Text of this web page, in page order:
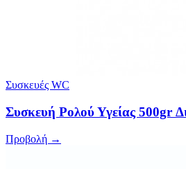
Συσκευές WC
Συσκευή Ρολού Υγείας 500gr
Προβολή →